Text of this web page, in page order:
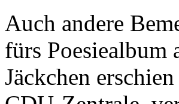
Auch andere
fürs
Jäckchen